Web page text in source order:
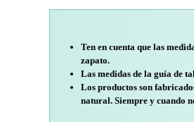
Ten en cuenta que las
zapato.
Las medidas de la guía de
Los productos son
natural. Siempre y cuando